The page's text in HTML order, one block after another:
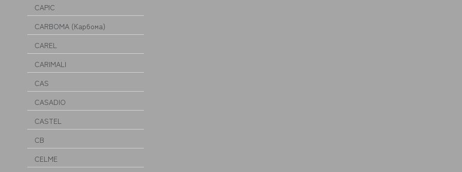
CAPIC
CARBOMA (Карбома)
CAREL
CARIMALI
CAS
CASADIO
CASTEL
CB
CELME